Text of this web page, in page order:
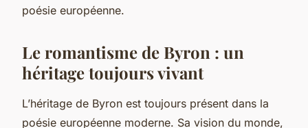
poésie européenne.
Le romantisme de Byron : un
héritage toujours vivant
L’héritage de Byron est toujours présent dans la
poésie européenne moderne. Sa vision du monde,